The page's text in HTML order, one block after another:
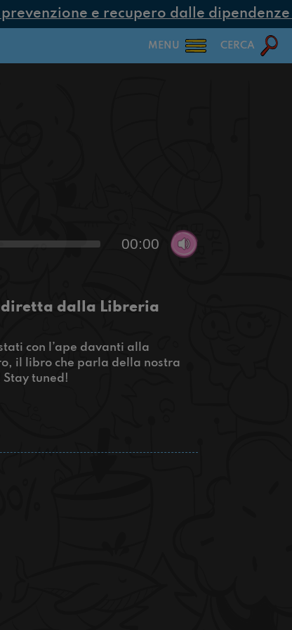
e recupero dalle dipendenze
MENU CERCA
00:00
diretta dalla Libreria
con l’ape davanti alla
il libro che parla della nostra
tuned!